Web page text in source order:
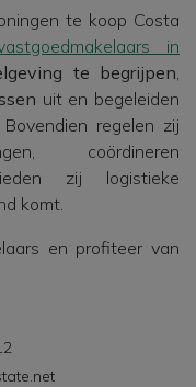
te koop Costa
in
te begrijpen
uit en begeleiden
regelen zij
coördineren
zij logistieke
komt.
en profiteer van